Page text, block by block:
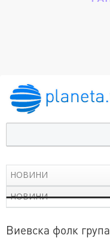
Виевска фолк група